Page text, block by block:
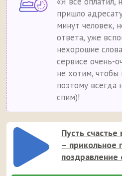
пришло
минут человек,
ответа, уже
нехорошие
сервисе очень-
не хотим, чтобы
поэтому всегда
спим)!
Пусть
– прикольное
поздравление